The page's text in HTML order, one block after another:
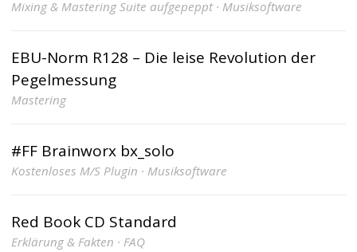
Mixing & Mastering Suite aufgepeppt · Musiksoftware
EBU-Norm R128 – Die leise Revolution der
Pegelmessung
Mastering
#FF Brainworx bx_solo
Kostenloses M/S Plugin · Musiksoftware
Red Book CD Standard
Erklärung & Fakten · FAQ